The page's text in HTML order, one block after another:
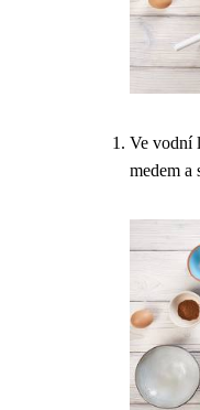
Ve vodní
medem a